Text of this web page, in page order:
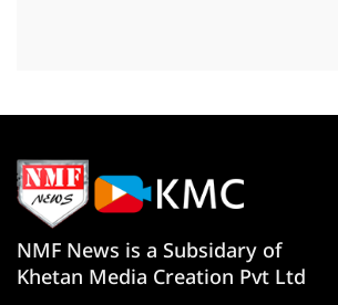
NMF News is a Subsidary of
Khetan Media Creation Pvt Ltd